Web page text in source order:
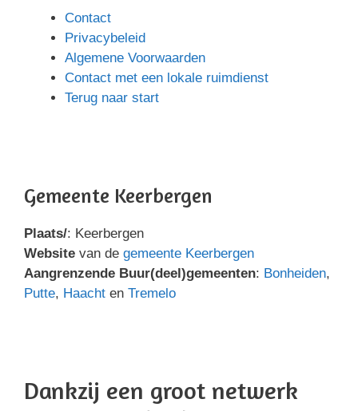
Contact
Privacybeleid
Algemene Voorwaarden
Contact met een lokale ruimdienst
Terug naar start
Gemeente Keerbergen
Plaats/: Keerbergen
Website van de gemeente Keerbergen
Aangrenzende Buur(deel)gemeenten: Bonheiden,
Putte, Haacht en Tremelo
Dankzij een groot netwerk